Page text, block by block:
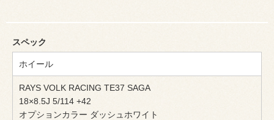
スペック
ホイール
RAYS VOLK RACING TE37 SAGA
18×8.5J 5/114 +42
オプションカラー ダッシュホワイト